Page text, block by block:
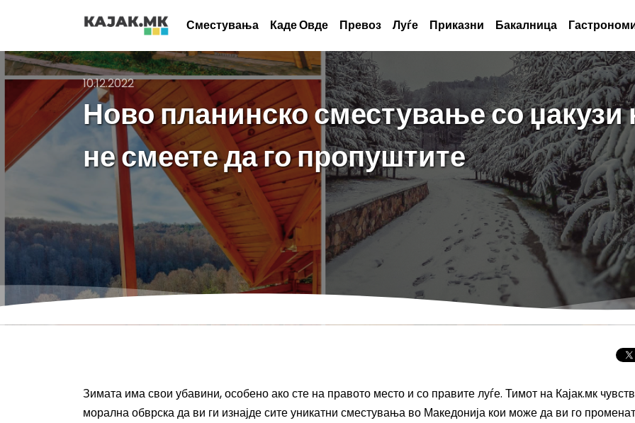
Сместувања Каде Овде Превоз Луѓе Приказни Бакалница
10.12.2022
Ново планинско сместување со џакузи
не смеете да го пропуштите
Зимата има свои убавини, особено ако сте на правото место и со правите луѓе. Тимот на Кајак.мк
морална обврска да ви ги изнајде сите уникатни сместувања во Македонија кои може да ви го променат